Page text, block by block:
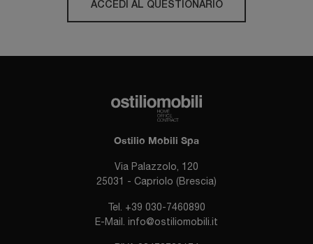
ACCEDI AL QUESTIONARIO
Ostilio Mobili Spa
Via Palazzolo, 120
25031 - Capriolo (Brescia)
Tel. +39 030-7460890
E-Mail. info@ostiliomobili.it